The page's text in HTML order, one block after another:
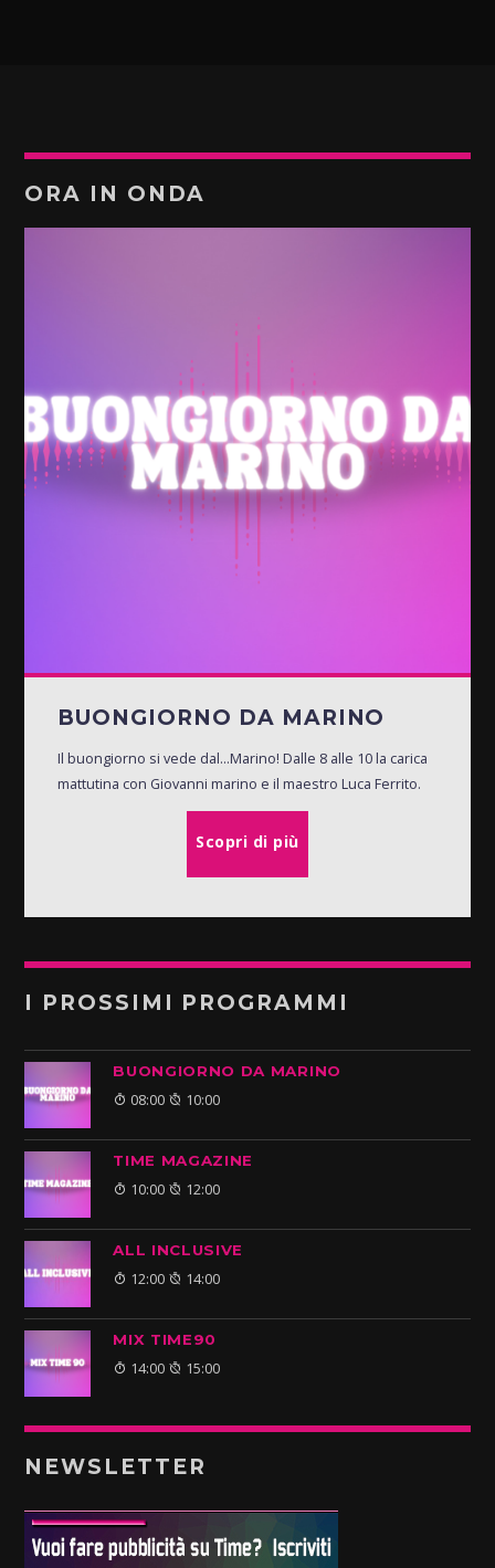
ORA IN ONDA
BUONGIORNO DA MARINO
Il buongiorno si vede dal...Marino! Dalle 8 alle 10 la carica
mattutina con Giovanni marino e il maestro Luca Ferrito.
Scopri di più
I PROSSIMI PROGRAMMI
BUONGIORNO DA MARINO
08:00 10:00
TIME MAGAZINE
10:00 12:00
ALL INCLUSIVE
12:00 14:00
MIX TIME90
14:00 15:00
NEWSLETTER